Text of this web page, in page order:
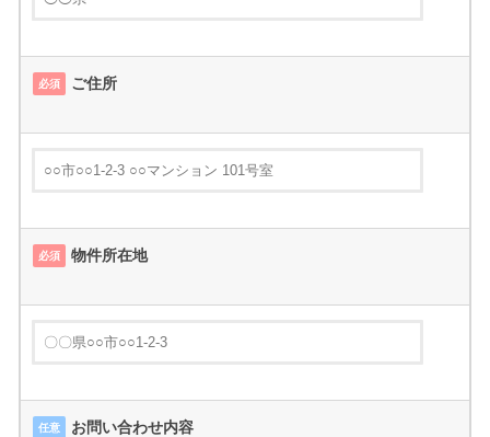
必須 ご住所
必須 物件所在地
任意 お問い合わせ内容